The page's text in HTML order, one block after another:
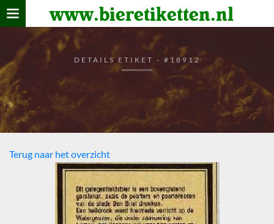
www.bieretiketten.nl
Home
verzamelen
De bierkaart
Bezoekers
DETAILS ETIKET - #18912
Terug naar het overzicht